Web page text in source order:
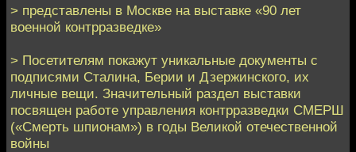
> представлены в Москве на выставке «90 лет
военной контрразведке»
> Посетителям покажут уникальные документы с
подписями Сталина, Берии и Дзержинского, их
личные вещи. Значительный раздел выставки
посвящен работе управления контрразведки СМЕРШ
(«Смерть шпионам») в годы Великой отечественной
войны